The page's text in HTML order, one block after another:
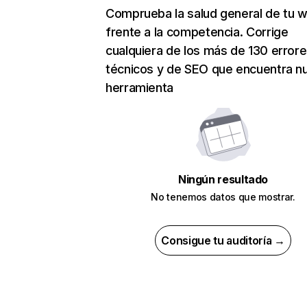
Comprueba la salud general de tu
frente a la competencia. Corrige
cualquiera de los más de 130
técnicos y de SEO que encuentra
herramienta
Ningún resultado
No tenemos datos que mostrar.
Consigue tu auditoría →